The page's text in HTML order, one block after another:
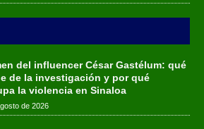
del influencer César Gastélum: qué
de la investigación y por qué
la violencia en Sinaloa
de 2026